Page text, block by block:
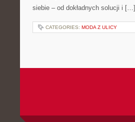
siebie – od dokładnych solucji i […]
CATEGORIES: MODA Z ULICY